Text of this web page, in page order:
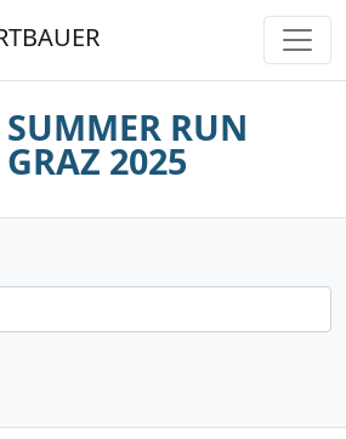
SUMMER RUN
GRAZ 2025